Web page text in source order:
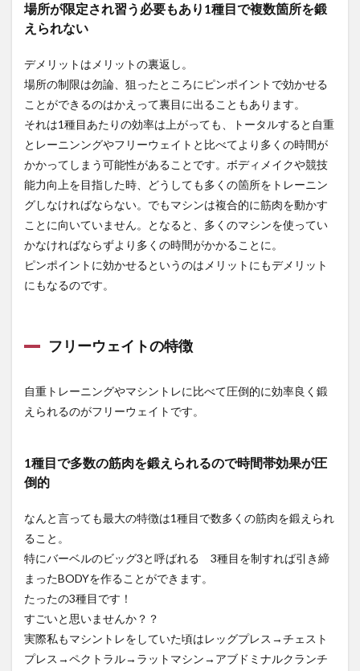
場所が限定され習う必要もあり1種目で複数箇所を鍛
えられない
デメリットはメリットの裏返し。
場所の制限は勿論、狙ったところにピンポイントで効かせる
ことができるのはかえって裏目に出ることもあります。
それは1種目あたりの効率は上がっても、トータルすると自重
とレーニンングやフリーウェイトと比べてより多くの時間が
かかってしまう可能性があることです。ボディメイクや競技
能力向上を目指した時、どうしても多くの箇所をトレーニン
グしなければならない。でもマシンは複合的に筋肉を動かす
ことに向いていません。となると、多くのマシンを使ってい
かなければならずより多くの時間がかかることに。
ピンポイントに効かせるというのはメリットにもデメリット
にもなるのです。
フリーウェイトの特徴
自重トレーニングやマシントレに比べて圧倒的に効率良く鍛
えられるのがフリーウェイトです。
1種目で多数の筋肉を鍛えられるので時間帯効果が圧
倒的
なんと言っても最大の特徴は1種目で数多くの筋肉を鍛えられ
ること。
特にバーベルのビッグ3と呼ばれる 3種目を制すれば引き締
まったBODYを作ることができます。
たったの3種目です！
すごいと思いませんか？？
実際私もマシントレをしていた頃はレッグプレス→チェスト
プレス→ペクトラル→ラットマシン→アブドミナルクランチ